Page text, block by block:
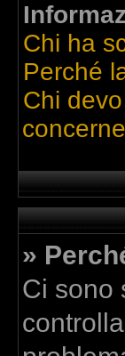
Chi ha
Perché
Chi
»
Ci sono